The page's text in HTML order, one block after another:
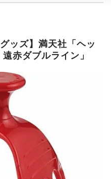
ッズ】満天社「ヘッ
赤ダブルライン」